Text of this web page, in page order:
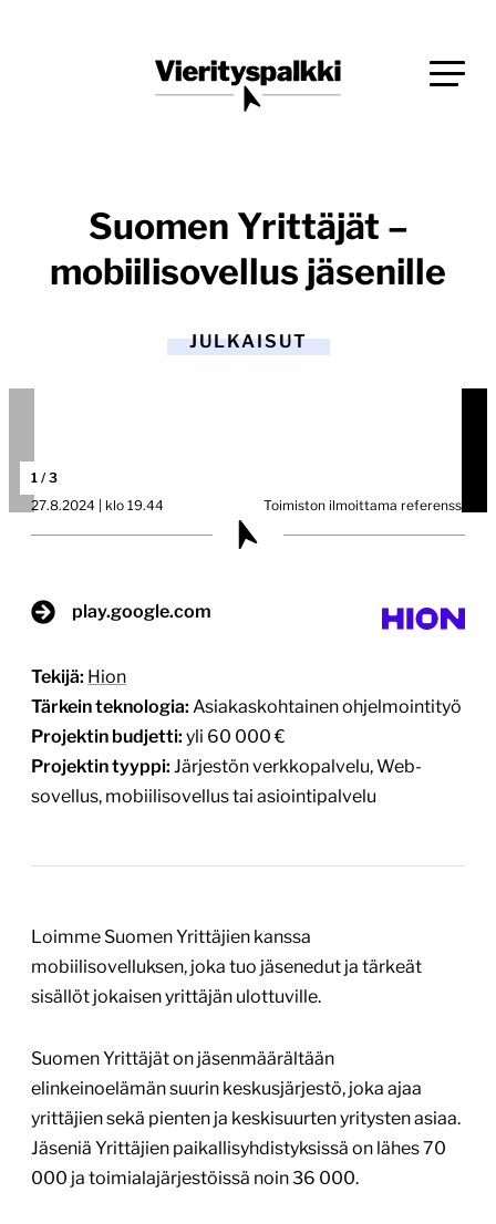
Vierityspalkki.fi
Suomen Yrittäjät –
mobiilisovellus jäsenille
JULKAISUT
1 / 3
27.8.2024 | klo 19.44
Toimiston ilmoittama referenssi
play.google.com
Tekijä: Hion
Tärkein teknologia: Asiakaskohtainen ohjelmointityö
Projektin budjetti: yli 60 000 €
Projektin tyyppi: Järjestön verkkopalvelu,Web-
sovellus, mobiilisovellus tai asiointipalvelu
Loimme Suomen Yrittäjien kanssa
mobiilisovelluksen, joka tuo jäsenedut ja tärkeät
sisällöt jokaisen yrittäjän ulottuville.
Suomen Yrittäjät on jäsenmäärältään
elinkeinoelämän suurin keskusjärjestö, joka ajaa
yrittäjien sekä pienten ja keskisuurten yritysten asiaa.
Jäseniä Yrittäjien paikallisyhdistyksissä on lähes 70
000 ja toimialajärjestöissä noin 36 000.